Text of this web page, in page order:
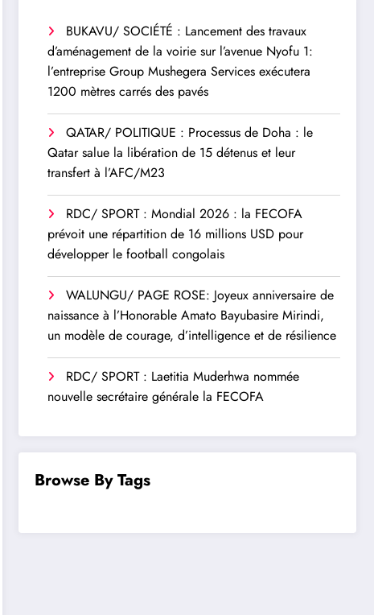
BUKAVU/ SOCIÉTÉ : Lancement des travaux
d’aménagement de la voirie sur l’avenue Nyofu 1:
l’entreprise Group Mushegera Services exécutera
1200 mètres carrés des pavés
QATAR/ POLITIQUE : Processus de Doha : le
Qatar salue la libération de 15 détenus et leur
transfert à l’AFC/M23
RDC/ SPORT : Mondial 2026 : la FECOFA
prévoit une répartition de 16 millions USD pour
développer le football congolais
WALUNGU/ PAGE ROSE: Joyeux anniversaire de
naissance à l’Honorable Amato Bayubasire Mirindi,
un modèle de courage, d’intelligence et de résilience
RDC/ SPORT : Laetitia Muderhwa nommée
nouvelle secrétaire générale la FECOFA
Browse By Tags